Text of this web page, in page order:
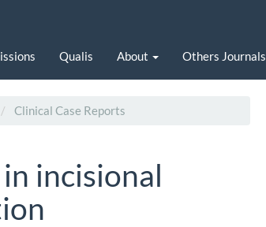
Qualis About Others Journals
Clinical Case Reports
incisional